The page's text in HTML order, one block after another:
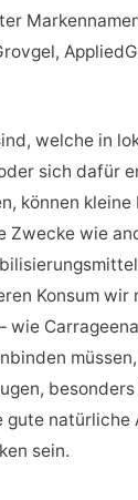
welche in
sich dafür
können kleine
Zwecke wie
Konsum wir
wie
gute
sein.